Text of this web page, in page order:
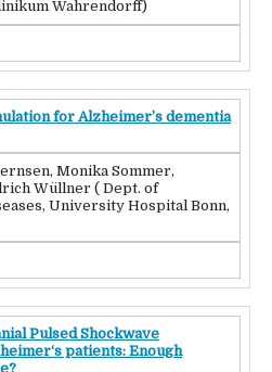
Wahrendorff)
for Alzheimer’s dementia
Monika Sommer,
Wüllner ( Dept. of
University Hospital Bonn,
Pulsed Shockwave
patients: Enough